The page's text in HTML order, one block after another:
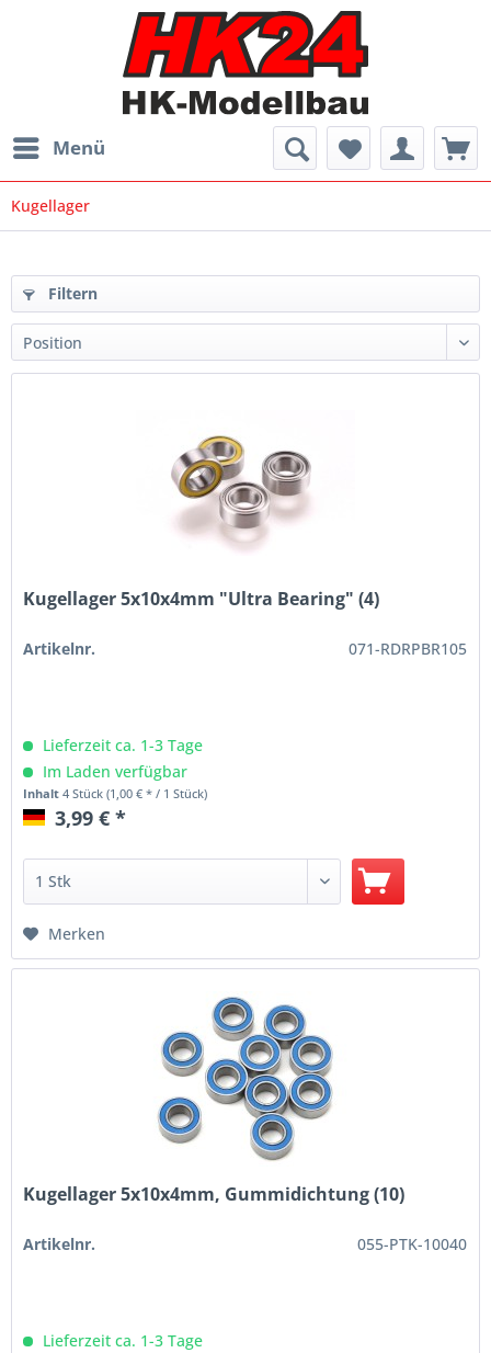
Menü
Kugellager
Filtern
Kugellager 5x10x4mm "Ultra Bearing" (4)
Artikelnr. 071-RDRPBR105
Lieferzeit ca. 1-3 Tage
Im Laden verfügbar
Inhalt4 Stück(1,00 € * / 1 Stück)
3,99 € *
Merken
Kugellager 5x10x4mm, Gummidichtung (10)
Artikelnr. 055-PTK-10040
Lieferzeit ca. 1-3 Tage